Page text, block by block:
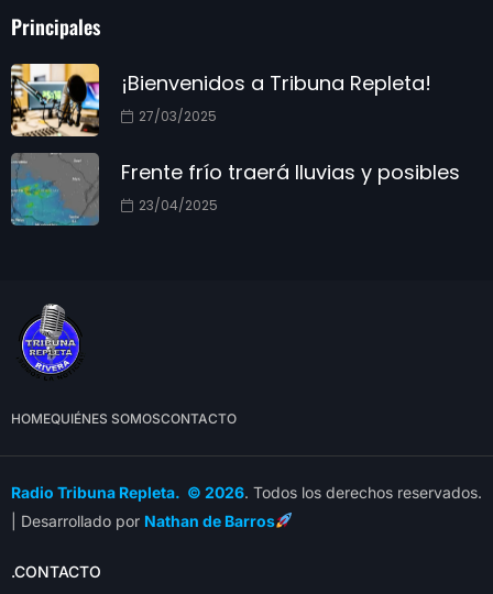
Principales
¡Bienvenidos a Tribuna Repleta!
27/03/2025
Frente frío traerá lluvias y posibles
23/04/2025
HOMEQUIÉNES SOMOSCONTACTO
Radio Tribuna Repleta. © 2026. Todos los derechos reservados.
| Desarrollado por Nathan de Barros
.CONTACTO